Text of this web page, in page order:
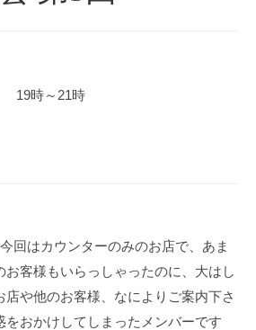
19時～21時
回はカウンターのみのお店で、あま
お客様もいらっしゃったのに、大はし
店や他のお客様、なによりご案内下さ
をおかけしてしまったメンバーです